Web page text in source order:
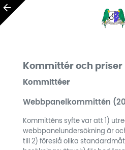
Kommittér och priser
Kommittéer
Webbpanelkommittén
Kommitténs syfte var att 1)
webbpanelundersökning är
till 2) föreslå olika